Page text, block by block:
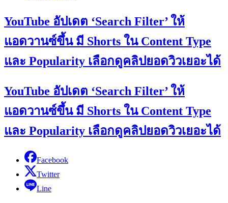
YouTube อัปเดต ‘Search Filter’ ให้
แอดวานซ์ขึ้น มี Shorts ใน Content Type
และ Popularity เลือกดูคลิปยอดวิวเยอะได้
YouTube อัปเดต ‘Search Filter’ ให้
แอดวานซ์ขึ้น มี Shorts ใน Content Type
และ Popularity เลือกดูคลิปยอดวิวเยอะได้
Facebook
Twitter
Line